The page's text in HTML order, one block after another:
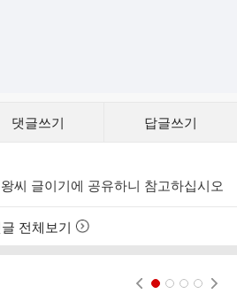
댓글쓰기 답글쓰기
씨 글이기에 공유하니 참고하십시오
전체보기